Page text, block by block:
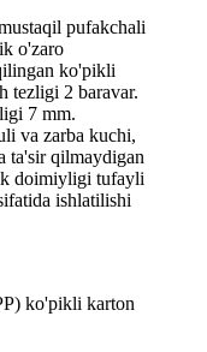
pufakchali
o'zaro
ko'pikli
tezligi 2 baravar.
7 mm.
va zarba kuchi,
ta'sir qilmaydigan
doimiyligi tufayli
ishlatilishi